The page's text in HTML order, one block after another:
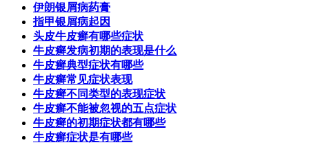
伊朗银屑病药膏
指甲银屑病起因
头皮牛皮癣有哪些症状
牛皮癣发病初期的表现是什么
牛皮癣典型症状有哪些
牛皮癣常见症状表现
牛皮癣不同类型的表现症状
牛皮癣不能被忽视的五点症状
牛皮癣的初期症状都有哪些
牛皮癣症状是有哪些